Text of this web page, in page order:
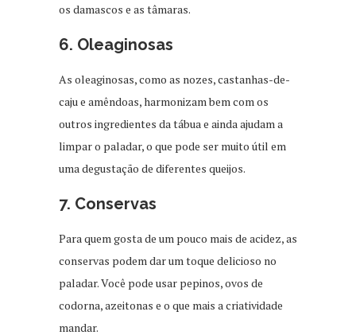
os damascos e as tâmaras.
6. Oleaginosas
As oleaginosas, como as nozes, castanhas-de-
caju e amêndoas, harmonizam bem com os
outros ingredientes da tábua e ainda ajudam a
limpar o paladar, o que pode ser muito útil em
uma degustação de diferentes queijos.
7. Conservas
Para quem gosta de um pouco mais de acidez, as
conservas podem dar um toque delicioso no
paladar. Você pode usar pepinos, ovos de
codorna, azeitonas e o que mais a criatividade
mandar.